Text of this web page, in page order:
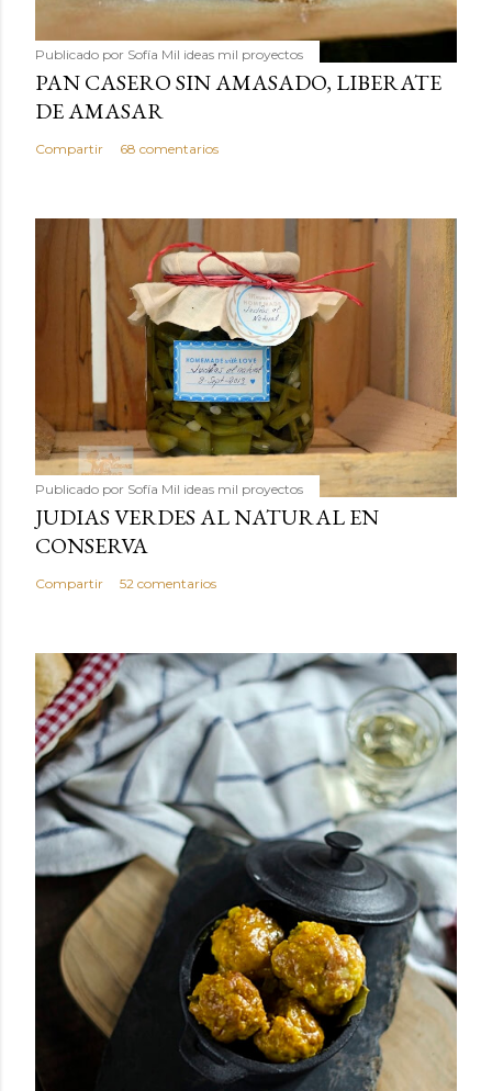
Publicado por Sofía Mil ideas mil proyectos
PAN CASERO SIN AMASADO, LIBERATE
DE AMASAR
Compartir 68 comentarios
Publicado por Sofía Mil ideas mil proyectos
JUDIAS VERDES AL NATURAL EN
CONSERVA
Compartir 52 comentarios